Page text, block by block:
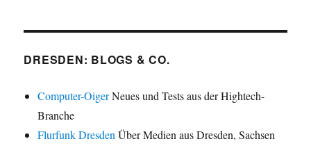
DRESDEN: BLOGS & CO.
Computer-OigerNeues und Tests aus der Hightech-
Branche
Flurfunk Dresden Über Medien aus Dresden, Sachsen